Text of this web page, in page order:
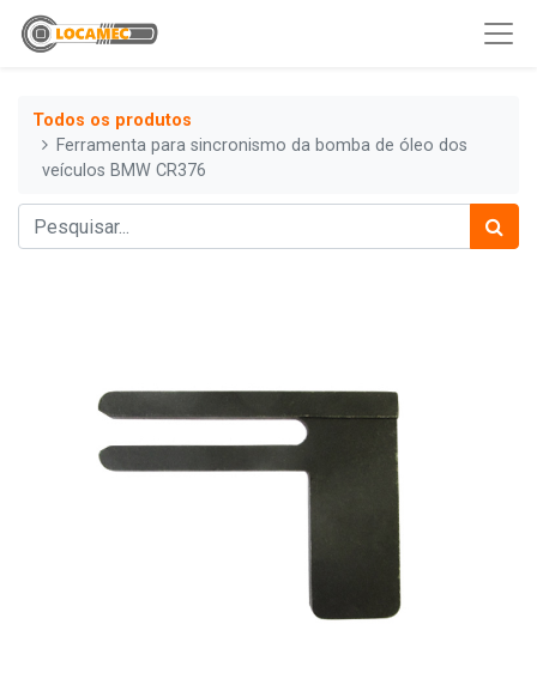
Todos os produtos
Ferramenta para sincronismo da bomba de óleo dos
veículos BMW CR376